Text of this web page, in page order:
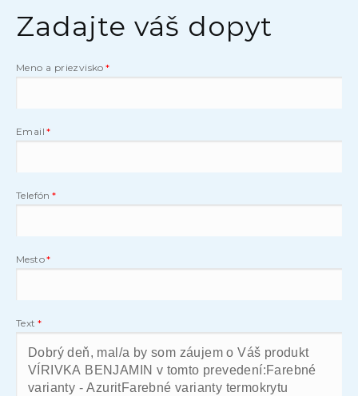
Zadajte váš dopyt
Meno a priezvisko
Email
Telefón
Mesto
Text